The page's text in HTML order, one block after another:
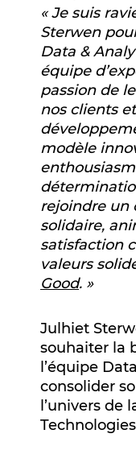
« Je suis
Sterwen
Data &
équipe
passion de
nos clients
modèle
rejoindre un
solidaire,
satisfaction
valeurs
Good. »
Julhiet
souhaiter la
l’équipe
consolider
l’univers de